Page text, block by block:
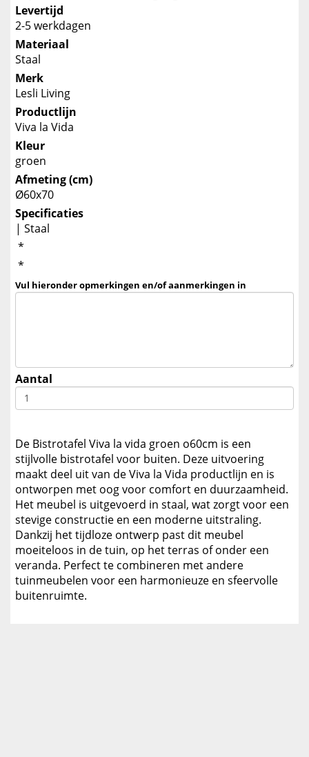
Levertijd
2-5 werkdagen
Materiaal
Staal
Merk
Lesli Living
Productlijn
Viva la Vida
Kleur
groen
Afmeting (cm)
Ø60x70
Specificaties
| Staal
*
*
Vul hieronder opmerkingen en/of aanmerkingen in
Aantal
De Bistrotafel Viva la vida groen o60cm is een
stijlvolle bistrotafel voor buiten. Deze uitvoering
maakt deel uit van de Viva la Vida productlijn en is
ontworpen met oog voor comfort en duurzaamheid.
Het meubel is uitgevoerd in staal, wat zorgt voor een
stevige constructie en een moderne uitstraling.
Dankzij het tijdloze ontwerp past dit meubel
moeiteloos in de tuin, op het terras of onder een
veranda. Perfect te combineren met andere
tuinmeubelen voor een harmonieuze en sfeervolle
buitenruimte.